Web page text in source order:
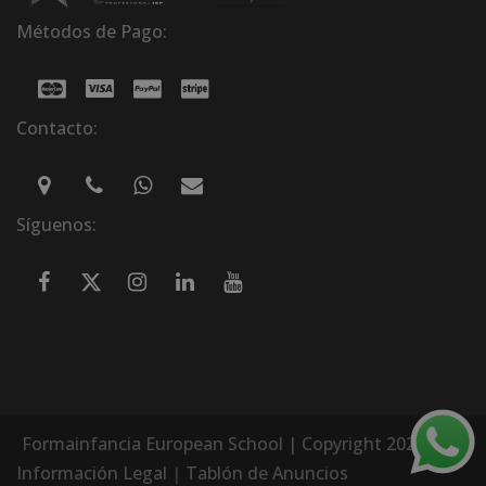
Métodos de Pago:
Contacto:
Síguenos:
Formainfancia European School | Copyright 2026
Información Legal | Tablón de Anuncios